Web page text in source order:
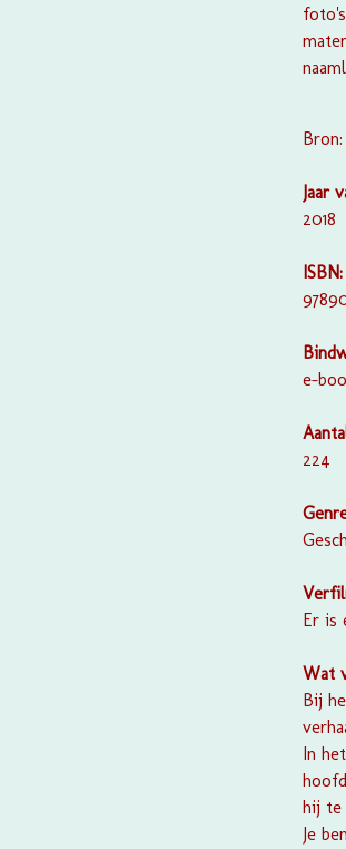
Bron:
Jaar
2018
ISBN:
e-
224
Er is
Wat
Bij
In
hij te
Je